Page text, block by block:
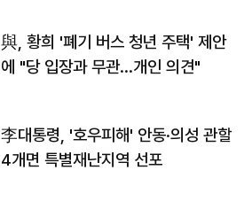
與, 황희 '폐기 버스 청년 주택' 제안
에 "당 입장과 무관…개인 의견"
李대통령, '호우피해' 안동·의성 관할
4개면 특별재난지역 선포